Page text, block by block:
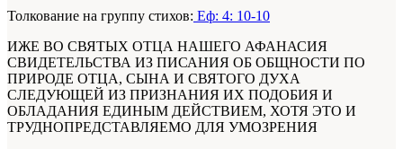
Толкование на группу стихов: Еф: 4: 10-10
ИЖЕ ВО СВЯТЫХ ОТЦА НАШЕГО АФАНАСИЯ
СВИДЕТЕЛЬСТВА ИЗ ПИСАНИЯ ОБ ОБЩНОСТИ ПО
ПРИРОДЕ ОТЦА, СЫНА И СВЯТОГО ДУХА
СЛЕДУЮЩЕЙ ИЗ ПРИЗНАНИЯ ИХ ПОДОБИЯ И
ОБЛАДАНИЯ ЕДИНЫМ ДЕЙСТВИЕМ, ХОТЯ ЭТО И
ТРУДНОПРЕДСТАВЛЯЕМО ДЛЯ УМОЗРЕНИЯ